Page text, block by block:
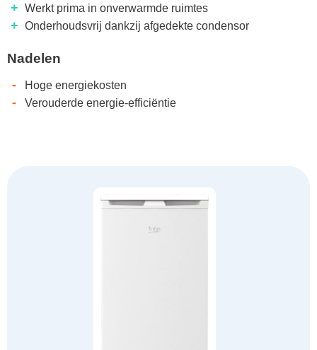
+ Werkt prima in onverwarmde ruimtes
+ Onderhoudsvrij dankzij afgedekte condensor
Nadelen
- Hoge energiekosten
- Verouderde energie-efficiëntie